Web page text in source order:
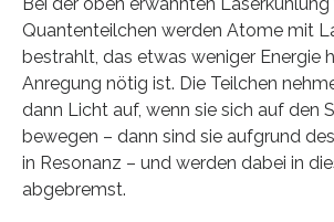
Quantenteilchen werden Atome mit
bestrahlt, das etwas weniger Energie
Anregung nötig ist. Die Teilchen
dann Licht auf, wenn sie sich auf den
bewegen – dann sind sie aufgrund
in Resonanz – und werden dabei in
abgebremst.